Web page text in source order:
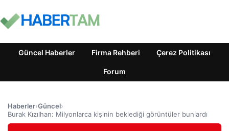
Güncel Haberler Firma Rehberi Çerez Politikası
Forum
Haberler›Güncel›
Burak Kızılhan: Milyonlarca kişinin beklediği görüntüler bunlardı